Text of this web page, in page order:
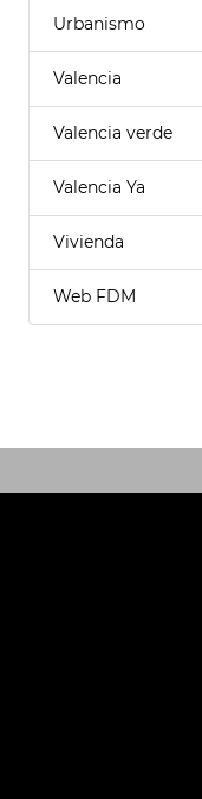
Urbanismo
Valencia
Valencia verde
Valencia Ya
Vivienda
Web FDM